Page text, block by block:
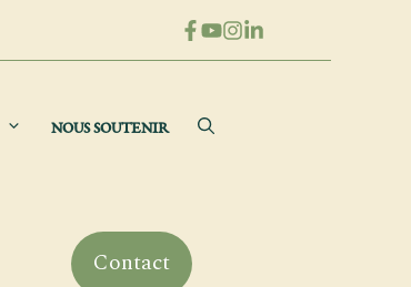
NOUS SOUTENIR
Contact